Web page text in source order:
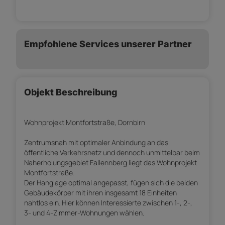
Empfohlene Services unserer Partner
Objekt Beschreibung
Wohnprojekt Montfortstraße, Dornbirn
Zentrumsnah mit optimaler Anbindung an das
öffentliche Verkehrsnetz und dennoch unmittelbar beim
Naherholungsgebiet Fallennberg liegt das Wohnprojekt
Montfortstraße.
Der Hanglage optimal angepasst, fügen sich die beiden
Gebäudekörper mit ihren insgesamt 18 Einheiten
nahtlos ein. Hier können Interessierte zwischen 1-, 2-,
3- und 4-Zimmer-Wohnungen wählen.